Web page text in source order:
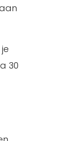
30